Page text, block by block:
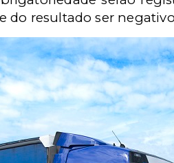
do resultado ser